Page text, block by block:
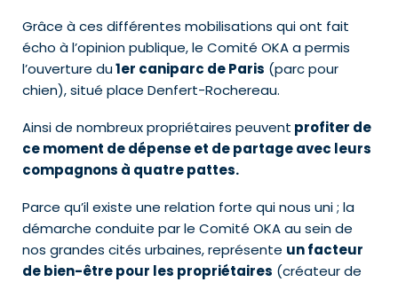
Grâce à ces différentes mobilisations qui ont fait
écho à l’opinion publique, le Comité OKA a permis
l’ouverture du1er caniparc de Paris (parc pour
chien), situé place Denfert-Rochereau.
Ainsi de nombreux propriétaires peuvent profiter de
ce moment de dépense et de partage avec leurs
compagnons à quatre pattes.
Parce qu’il existe une relation forte qui nous uni ; la
démarche conduite par le Comité OKA au sein de
nos grandes cités urbaines, représente un facteur
de bien-être pour les propriétaires (créateur de